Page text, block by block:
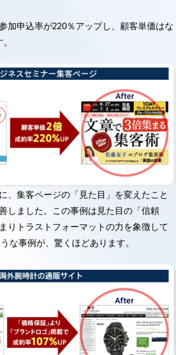
加申込率が220％アップし、顧客単価はな
、集客ページの「見た目」を変えたこと
しました。この事例は見た目の「信頼
りトラストフォーマットの力を象徴して
な事例が、驚くほどあります。